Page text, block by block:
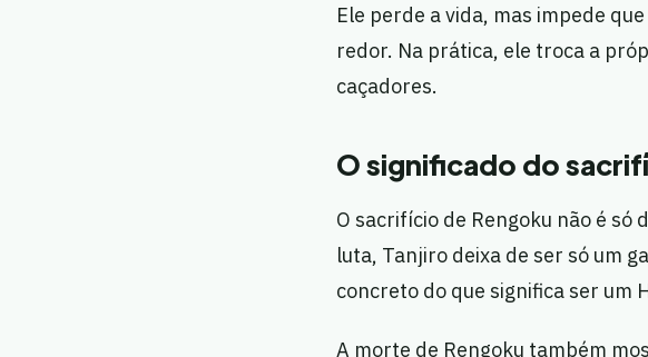
Ele perde a vida, mas impede
redor. Na prática, ele troca a
caçadores.
O significado do
O sacrifício de Rengoku não é
luta, Tanjiro deixa de ser só um
concreto do que significa ser um
A morte de Rengoku também